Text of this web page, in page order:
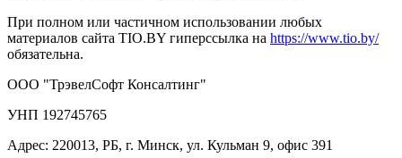
При полном или частичном использовании любых
материалов сайта TIO.BY гиперссылка на https://www.tio.by/
обязательна.
ООО "ТрэвелСофт Консалтинг"
УНП 192745765
Адрес: 220013, РБ, г. Минск, ул. Кульман 9, офис 391